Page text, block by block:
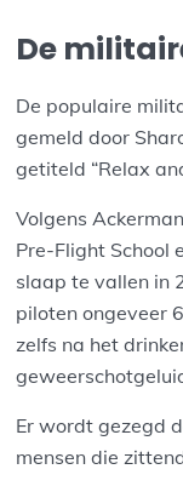
De
De populaire
gemeld door
getiteld “Relax
Volgens
Pre-Flight School
slaap te vallen in
piloten ongeveer
zelfs na het
Er wordt gezegd
mensen die